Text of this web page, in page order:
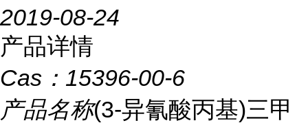
2019-08-24
产品详情
Cas： 15396-00-6
产品名称(3-异氰酸丙基)三甲